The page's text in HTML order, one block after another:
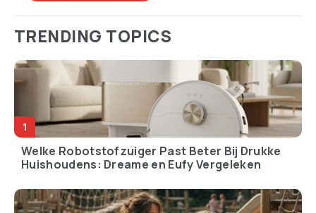
TRENDING TOPICS
Welke Robotstofzuiger Past Beter Bij Drukke
Huishoudens: Dreame en Eufy Vergeleken